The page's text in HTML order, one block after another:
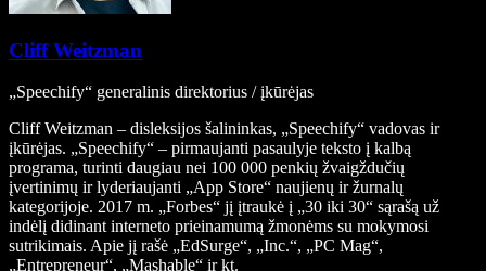
Cliff Weitzman
„Speechify“ generalinis direktorius / įkūrėjas
Cliff Weitzman – disleksijos šalininkas, „Speechify“ vadovas ir
įkūrėjas. „Speechify“ – pirmaujanti pasaulyje teksto į kalbą
programa, turinti daugiau nei 100 000 penkių žvaigždučių
įvertinimų ir lyderiaujanti „App Store“ naujienų ir žurnalų
kategorijoje. 2017 m. „Forbes“ jį įtraukė į „30 iki 30“ sąrašą už
indėlį didinant interneto prieinamumą žmonėms su mokymosi
sutrikimais. Apie jį rašė „EdSurge“, „Inc.“, „PC Mag“,
„Entrepreneur“, „Mashable“ ir kt.